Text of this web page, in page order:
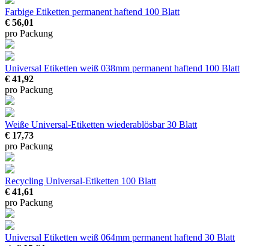
Farbige Etiketten permanent haftend 100 Blatt
€ 56,01
pro Packung
Universal Etiketten weiß 038mm permanent haftend 100 Blatt
€ 41,92
pro Packung
Weiße Universal-Etiketten wiederablösbar30 Blatt
€ 17,73
pro Packung
Recycling Universal-Etiketten 100 Blatt
€ 41,61
pro Packung
Universal Etiketten weiß 064mm permanent haftend 30 Blatt